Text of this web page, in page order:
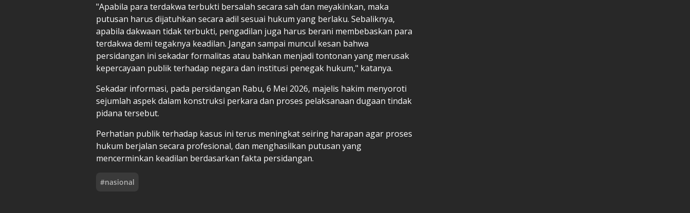
"Apabila para terdakwa terbukti bersalah secara sah dan meyakinkan, maka
putusan harus dijatuhkan secara adil sesuai hukum yang berlaku. Sebaliknya,
apabila dakwaan tidak terbukti, pengadilan juga harus berani membebaskan para
terdakwa demi tegaknya keadilan. Jangan sampai muncul kesan bahwa
persidangan ini sekadar formalitas atau bahkan menjadi tontonan yang merusak
kepercayaan publik terhadap negara dan institusi penegak hukum," katanya.
Sekadar informasi, pada persidangan Rabu, 6 Mei 2026, majelis hakim menyoroti
sejumlah aspek dalam konstruksi perkara dan proses pelaksanaan dugaan tindak
pidana tersebut.
Perhatian publik terhadap kasus ini terus meningkat seiring harapan agar proses
hukum berjalan secara profesional, dan menghasilkan putusan yang
mencerminkan keadilan berdasarkan fakta persidangan.
#nasional